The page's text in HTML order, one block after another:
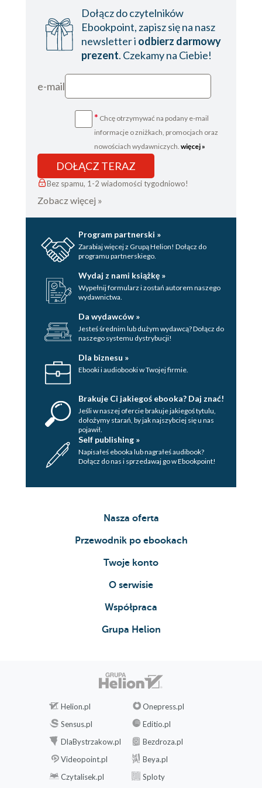
Dołącz do czytelników
Ebookpoint, zapisz się na nasz
newsletter i odbierz darmowy
prezent. Czekamy na Ciebie!
e-mail
* Chcę otrzymywać na podany e-mail
informacje o zniżkach, promocjach oraz
nowościach wydawniczych. więcej »
DOŁĄCZ TERAZ
Bez spamu, 1-2 wiadomości tygodniowo!
Zobacz więcej »
Program partnerski »
Zarabiaj więcej z Grupą Helion! Dołącz do
programu partnerskiego.
Wydaj z nami książkę »
Wypełnij formularz i zostań autorem naszego
wydawnictwa.
Da wydawców »
Jesteś średnim lub dużym wydawcą? Dołącz do
naszego systemu dystrybucji!
Dla biznesu »
Ebooki i audiobooki w Twojej firmie.
Brakuje Ci jakiegoś ebooka? Daj znać!
Jeśli w naszej ofercie brakuje jakiegoś tytulu,
dołożymy starań, by jak najszybciej się u nas
pojawił.
Self publishing »
Napisałeś ebooka lub nagrałeś audibook?
Dołącz do nas i sprzedawaj go w Ebookpoint!
Nasza oferta
Przewodnik po ebookach
Twoje konto
O serwisie
Współpraca
Grupa Helion
Helion.pl
Onepress.pl
Sensus.pl
Editio.pl
DlaBystrzakow.pl
Bezdroza.pl
Videopoint.pl
Beya.pl
Czytalisek.pl
Sploty